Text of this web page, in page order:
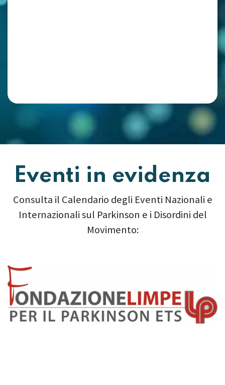
Eventi in evidenza
Consulta il Calendario degli Eventi Nazionali e
Internazionali sul Parkinson e i Disordini del
Movimento: